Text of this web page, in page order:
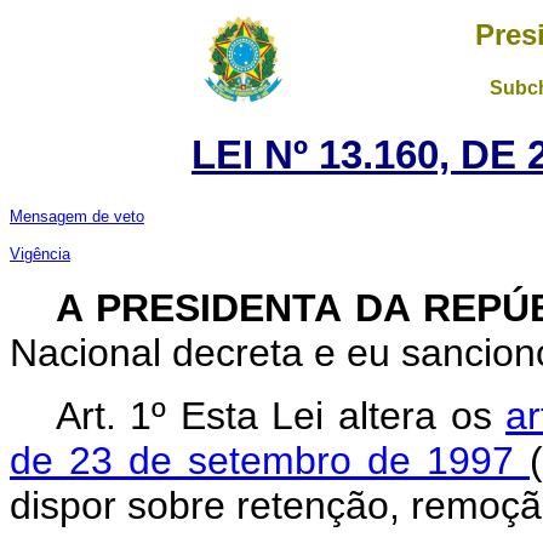
LEI Nº 13.160, DE
Mensagem de veto
Vigência
A PRESIDENTA DA
Nacional decreta e eu
Art. 1º Esta Lei altera os
de 23 de setembro de 1997
dispor sobre retenção,